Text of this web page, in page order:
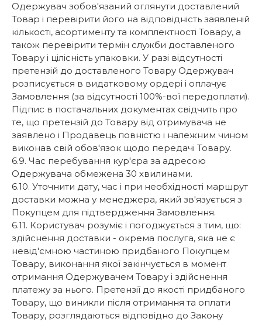
Одержувач зобов'язаний оглянути доставлений
Товар і перевірити його на відповідність заявленій
кількості, асортименту та комплектності Товару, а
також перевірити термін служби доставленого
Товару і цілісність упаковки. У разі відсутності
претензій до доставленого Товару Одержувач
розписується в видатковому ордері і оплачує
Замовлення (за відсутності 100%-вої передоплати).
Підпис в постачальних документах свідчить про
те, що претензій до Товару від отримувача не
заявлено і Продавець повністю і належним чином
виконав свій обов'язок щодо передачі Товару.
6.9. Час перебування кур'єра за адресою
Одержувача обмежена 30 хвилинами.
6.10. Уточнити дату, час і при необхідності маршрут
доставки можна у менеджера, який зв'язується з
Покупцем для підтвердження Замовлення.
6.11. Користувач розуміє і погоджується з тим, що:
здійснення доставки - окрема послуга, яка не є
невід'ємною частиною придбаного Покупцем
Товару, виконання якої закінчується в момент
отримання Одержувачем Товару і здійснення
платежу за нього. Претензії до якості придбаного
Товару, що виникли після отримання та оплати
Товару, розглядаються відповідно до Закону